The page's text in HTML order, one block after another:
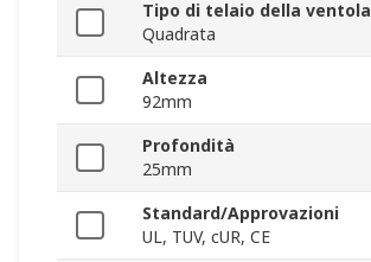
Tipo di telaio della ventola
Quadrata
Altezza
92mm
Profondità
25mm
Standard/Approvazioni
UL, TUV, cUR, CE